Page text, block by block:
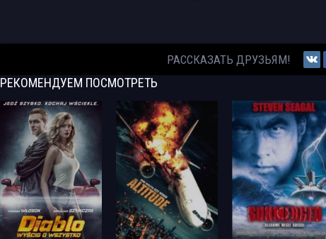
РАССКАЗАТЬ ДРУЗЬЯМ!
РЕКОМЕНДУЕМ ПОСМОТРЕТЬ